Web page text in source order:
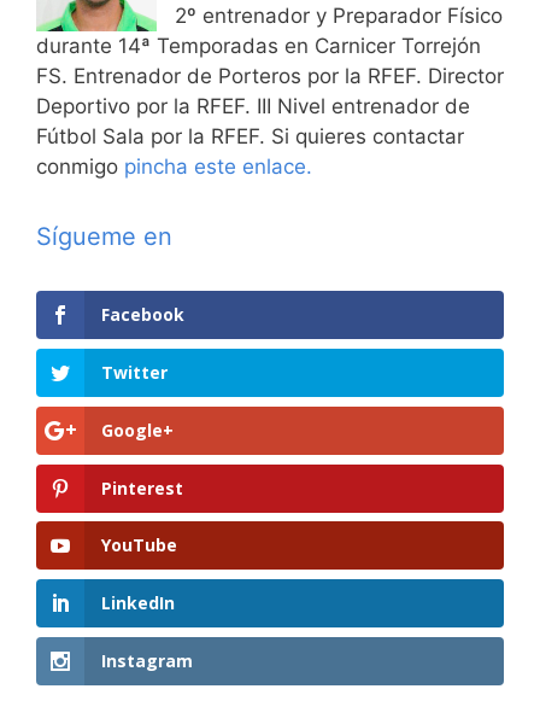
2º entrenador y Preparador Físico
durante 14ª Temporadas en Carnicer Torrejón
FS. Entrenador de Porteros por la RFEF. Director
Deportivo por la RFEF. III Nivel entrenador de
Fútbol Sala por la RFEF. Si quieres contactar
conmigo pincha este enlace.
Sígueme en
Facebook
Twitter
Google+
Pinterest
YouTube
LinkedIn
Instagram